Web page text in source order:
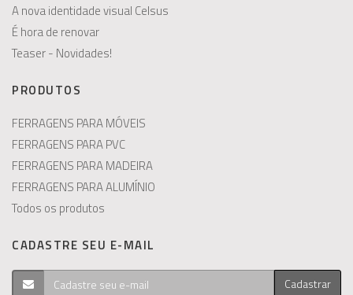
A nova identidade visual Celsus
É hora de renovar
Teaser - Novidades!
PRODUTOS
FERRAGENS PARA MÓVEIS
FERRAGENS PARA PVC
FERRAGENS PARA MADEIRA
FERRAGENS PARA ALUMÍNIO
Todos os produtos
CADASTRE SEU E-MAIL
Cadastrar